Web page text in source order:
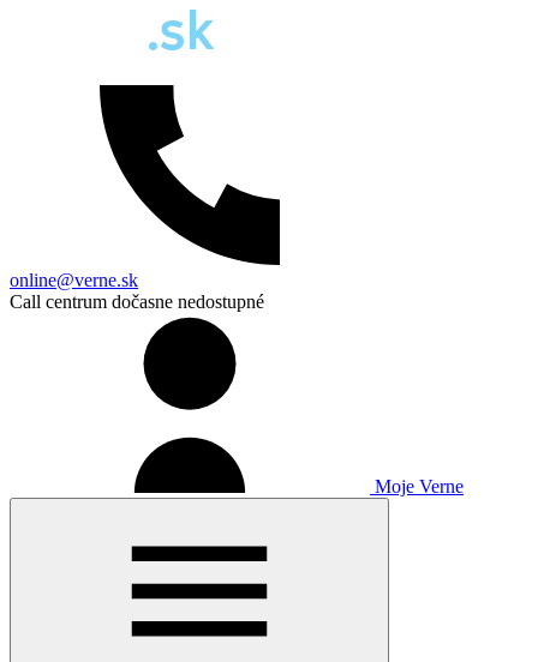
online@verne.sk
Call centrum dočasne nedostupné
Moje Verne